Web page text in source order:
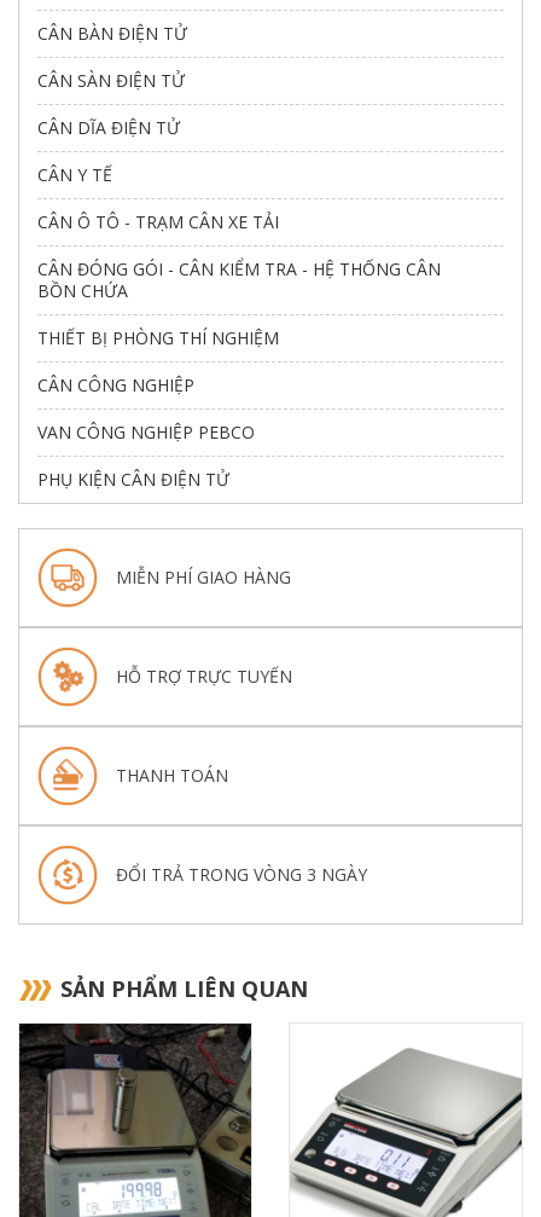
CÂN BÀN ĐIỆN TỬ
CÂN SÀN ĐIỆN TỬ
CÂN DĨA ĐIỆN TỬ
CÂN Y TẾ
CÂN Ô TÔ - TRẠM CÂN XE TẢI
CÂN ĐÓNG GÓI - CÂN KIỂM TRA - HỆ THỐNG CÂN
BỒN CHỨA
THIẾT BỊ PHÒNG THÍ NGHIỆM
CÂN CÔNG NGHIỆP
VAN CÔNG NGHIỆP PEBCO
PHỤ KIỆN CÂN ĐIỆN TỬ
MIỄN PHÍ GIAO HÀNG
HỖ TRỢ TRỰC TUYẾN
THANH TOÁN
ĐỔI TRẢ TRONG VÒNG 3 NGÀY
SẢN PHẨM LIÊN QUAN